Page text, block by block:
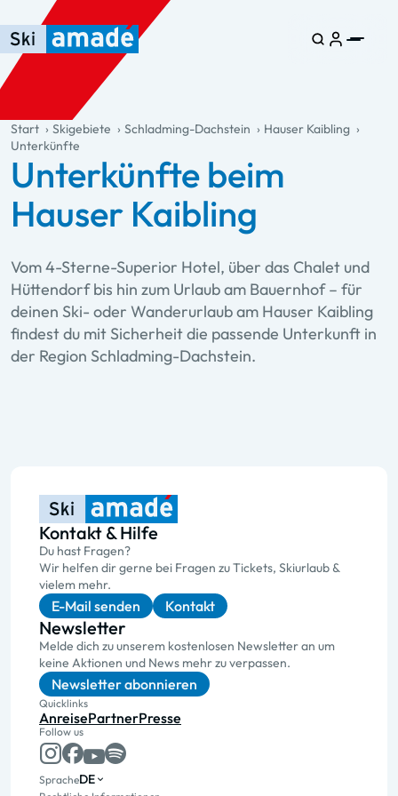
Zum Haupt-Inhalt springen
Springe zur Tabelle
Zur Haupt-Navigation springen
general.table-of-content
Start Skigebiete Schladming-Dachstein
Hauser Kaibling
Unterkünfte
Unterkünfte beim
Hauser Kaibling
Vom 4-Sterne-Superior Hotel, über das Chalet und
Hüttendorf bis hin zum Urlaub am Bauernhof – für
deinen Ski- oder Wanderurlaub am Hauser Kaibling
findest du mit Sicherheit die passende Unterkunft in
der Region Schladming-Dachstein.
Kontakt & Hilfe
Du hast Fragen?
Wir helfen dir gerne bei Fragen zu Tickets, Skiurlaub &
vielem mehr.
E-Mail senden Kontakt
Newsletter
Melde dich zu unserem kostenlosen Newsletter an um
keine Aktionen und News mehr zu verpassen.
Newsletter abonnieren
Quicklinks
AnreisePartnerPresse
Follow us
SpracheDE